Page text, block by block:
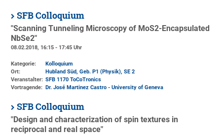
SFB Colloquium
"Scanning Tunneling Microscopy of MoS2-Encapsulated
NbSe2"
08.02.2018, 16:15 - 17:45 Uhr
Kategorie:
Kolloquium
Ort:
Hubland Süd, Geb. P1 (Physik), SE 2
Veranstalter: SFB 1170 ToCoTronics
Vortragende:
Dr. José Martinez Castro - University of Geneva
SFB Colloquium
"Design and characterization of spin textures in
reciprocal and real space"